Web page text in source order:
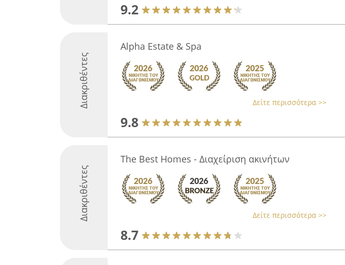
9.2
Διακριθέντες
Alpha Estate & Spa
Δείτε περισσότερα >>
9.8
Διακριθέντες
The Best Homes - Διαχείριση ακινήτων
Δείτε περισσότερα >>
8.7